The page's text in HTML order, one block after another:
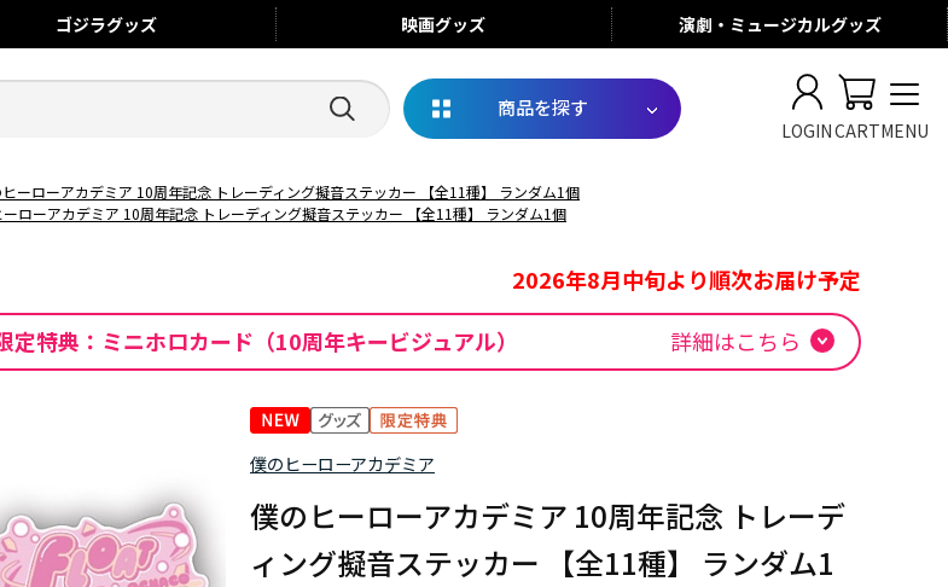
ゴジラグッズ 映画グッズ 演劇・ミュージカルグッズ
商品を探す
LOGINCARTMENU
ーローアカデミア 10周年記念 トレーディング擬音ステッカー 【全11種】 ランダム1個
ローアカデミア 10周年記念 トレーディング擬音ステッカー 【全11種】 ランダム1個
2026年8月中旬より順次お届け予定
特典：ミニホロカード（10周年キービジュアル）
詳細はこちら
僕のヒーローアカデミア
僕のヒーローアカデミア 10周年記念 トレーデ
ィング擬音ステッカー 【全11種】 ランダム1